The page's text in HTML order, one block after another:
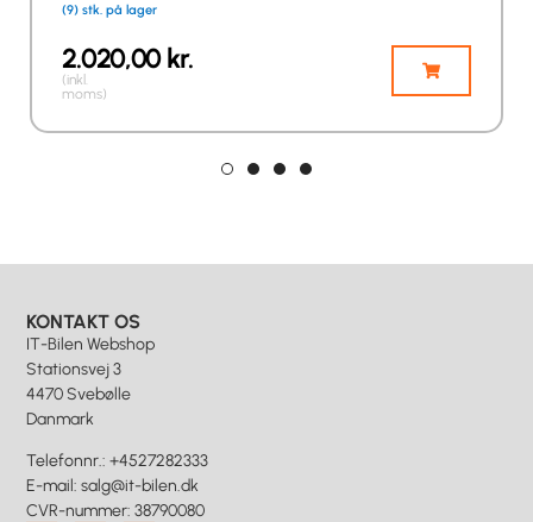
(9) stk. på lager
2.020,00kr.
(inkl.
moms)
KONTAKT OS
IT-Bilen Webshop
Stationsvej 3
4470 Svebølle
Danmark
Telefonnr.: +4527282333
E-mail:salg@it-bilen.dk
CVR-nummer: 38790080